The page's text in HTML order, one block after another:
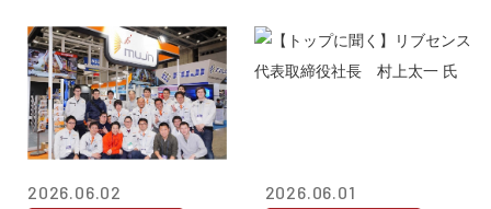
2026.06.02 2026.06.01